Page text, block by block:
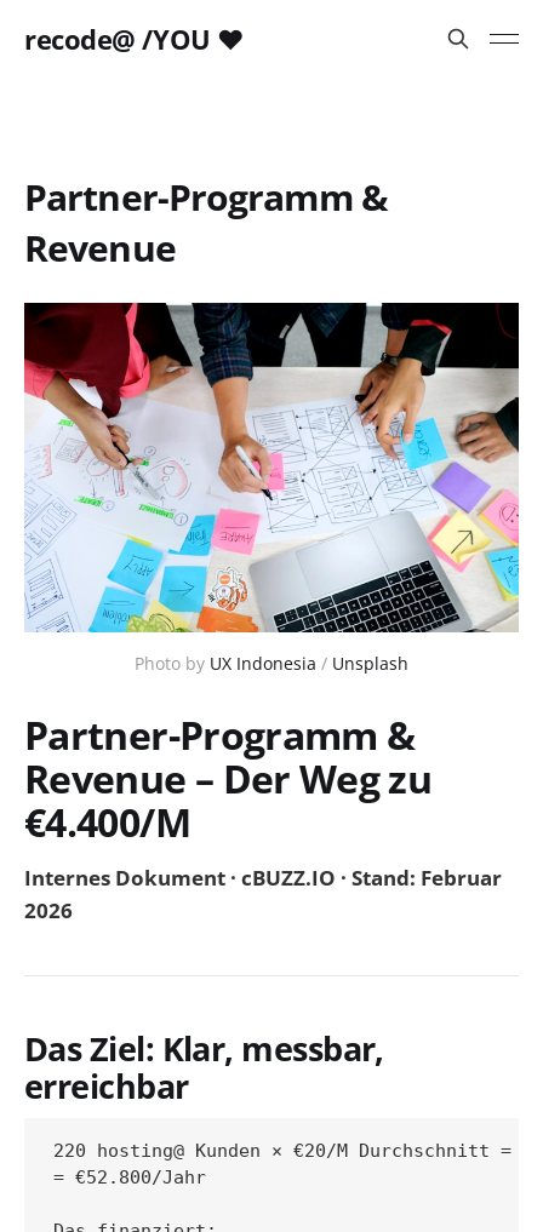
recode@ /YOU ❤️
Partner-Programm &
Revenue
Photo by UX Indonesia / Unsplash
Partner-Programm &
Revenue – Der Weg zu
€4.400/M
Internes Dokument · cBUZZ.IO · Stand: Februar
2026
Das Ziel: Klar, messbar,
erreichbar
220 hosting@ Kunden × €20/M Durchschnitt =
= €52.800/Jahr